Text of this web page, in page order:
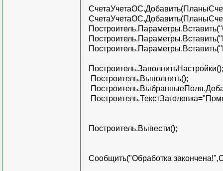
Построитель.ЗаполнитьНастройки();
Построитель.Выполнить();
Построитель.Вывести();
Сообщить("Обработка